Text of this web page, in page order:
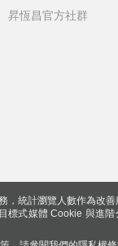
，統計瀏覽人數作為改
標式媒體 Cookie 與進
昇恆昌官方社群